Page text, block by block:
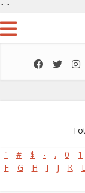
" "
" # $ - . 0 1
F
G H I J K